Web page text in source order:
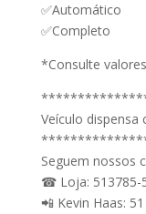
✅Automático
✅Completo
*Consulte
Veículo
Seguem nossos
☎ Loja: 513785-
📲 Kevin Haas: